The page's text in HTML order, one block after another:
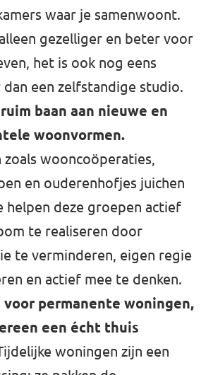
waar je samenwoont.
gezelliger en beter voor
het is ook nog eens
een zelfstandige studio.
baan aan nieuwe en
woonvormen.
wooncoöperaties,
en ouderenhofjes juichen
helpen deze groepen actief
te realiseren door
te verminderen, eigen regie
en actief mee te denken.
voor permanente woningen,
een écht thuis
woningen zijn een